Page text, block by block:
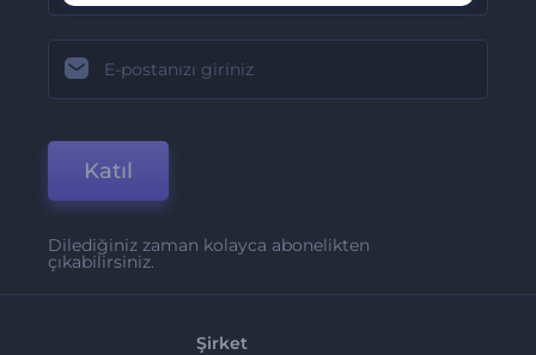
Katıl
Dilediğiniz zaman kolayca abonelikten
çıkabilirsiniz.
Şirket